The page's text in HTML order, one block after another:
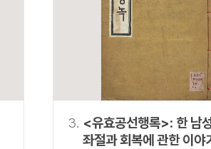
3. <유효공선행록>: 한 남
좌절과 회복에 관한 이야